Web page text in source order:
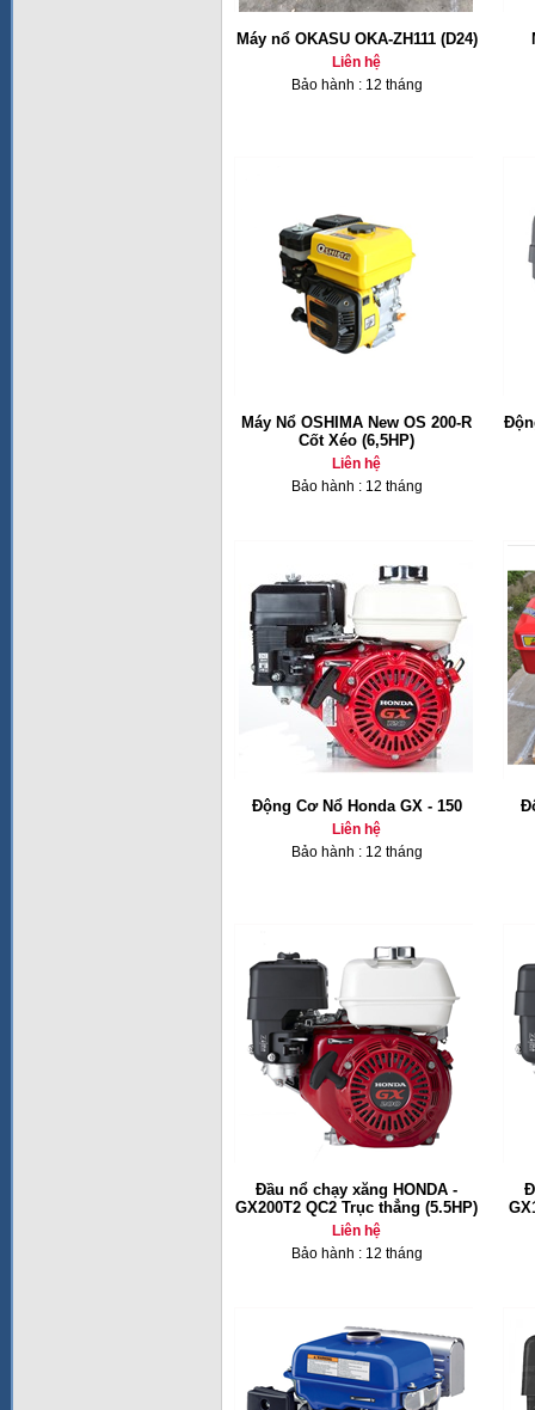
Máy nổ OKASU OKA-ZH111 (D24)
Liên hệ
Bảo hành : 12 tháng
Máy Nổ OSHIMA New OS 200-R
Cốt Xéo (6,5HP)
Liên hệ
Bảo hành : 12 tháng
Động Cơ Nổ Honda GX - 150
Liên hệ
Bảo hành : 12 tháng
Đầu nổ chạy xăng HONDA -
GX200T2 QC2 Trục thẳng (5.5HP)
Liên hệ
Bảo hành : 12 tháng